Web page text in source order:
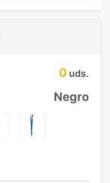
0 uds.
Negro